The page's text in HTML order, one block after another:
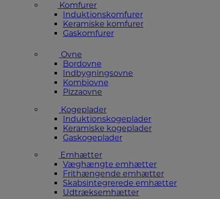
Komfurer
Induktionskomfurer
Keramiske komfurer
Gaskomfurer
Ovne
Bordovne
Indbygningsovne
Kombiovne
Pizzaovne
Kogeplader
Induktionskogeplader
Keramiske kogeplader
Gaskogeplader
Emhætter
Væghængte emhætter
Frithængende emhætter
Skabsintegrerede emhætter
Udtræksemhætter